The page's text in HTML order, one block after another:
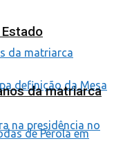
da matriarca